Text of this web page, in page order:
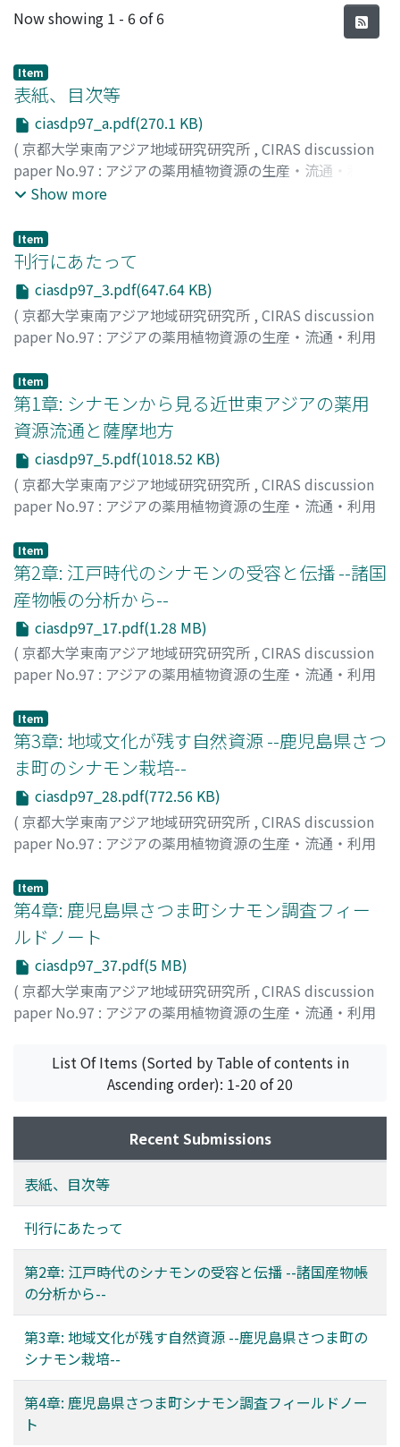
Recent Submissions
Now showing 1 - 6 of 6
Item
表紙、目次等
ciasdp97_a.pdf(270.1 KB)
( 京都大学東南アジア地域研究研究所 , CIRAS discussion
paper No.97 : アジアの薬用植物資源の生産・流通・利用
の歴史に関する学際的研究 --シナモンがつなぐベトナムと
Show more
Item
刊行にあたって
ciasdp97_3.pdf(647.64 KB)
( 京都大学東南アジア地域研究研究所 , CIRAS discussion
paper No.97 : アジアの薬用植物資源の生産・流通・利用
日本--
岡田, 雅志;柳澤, 雅之
Item
第1章: シナモンから見る近世東アジアの薬用
資源流通と薩摩地方
ciasdp97_5.pdf(1018.52 KB)
( 京都大学東南アジア地域研究研究所 , CIRAS discussion
paper No.97 : アジアの薬用植物資源の生産・流通・利用
日本--
岡田, 雅志
Item
第2章: 江戸時代のシナモンの受容と伝播 --諸国
産物帳の分析から--
ciasdp97_17.pdf(1.28 MB)
( 京都大学東南アジア地域研究研究所 , CIRAS discussion
paper No.97 : アジアの薬用植物資源の生産・流通・利用
日本--
柳澤, 雅之
Item
第3章: 地域文化が残す自然資源 --鹿児島県さつ
ま町のシナモン栽培--
ciasdp97_28.pdf(772.56 KB)
( 京都大学東南アジア地域研究研究所 , CIRAS discussion
paper No.97 : アジアの薬用植物資源の生産・流通・利用
日本--
柳澤, 雅之
Item
第4章: 鹿児島県さつま町シナモン調査フィー
ルドノート
ciasdp97_37.pdf(5 MB)
( 京都大学東南アジア地域研究研究所 , CIRAS discussion
paper No.97 : アジアの薬用植物資源の生産・流通・利用
日本-- , Volume 97 ,2020 ,pp.37-53
岡田, 雅志; 和田, 理寛
List Of Items (Sorted by Table of contents in
Ascending order): 1-20 of 20
Recent Submissions
表紙、目次等
刊行にあたって
第2章: 江戸時代のシナモンの受容と伝播 --諸国産物帳
の分析から--
第3章: 地域文化が残す自然資源 --鹿児島県さつま町の
シナモン栽培--
第4章: 鹿児島県さつま町シナモン調査フィールドノー
ト